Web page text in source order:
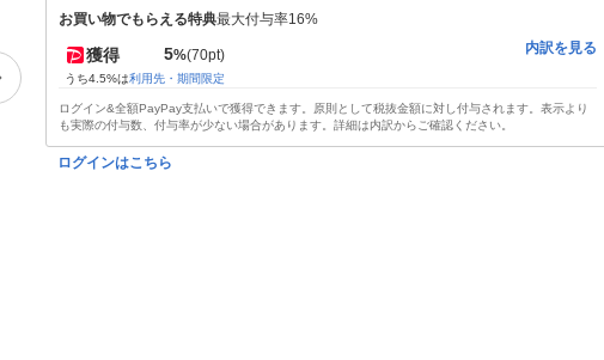
お買い物でもらえる特典最大付与率16%
獲得 5%(70pt)
うち4.5%は利用先・期間限定
内訳を見る
ログイン&全額PayPay支払いで獲得できます。原則として税抜金額に対し付与されます。表示より
も実際の付与数、付与率が少ない場合があります。詳細は内訳からご確認ください。
ログインはこちら